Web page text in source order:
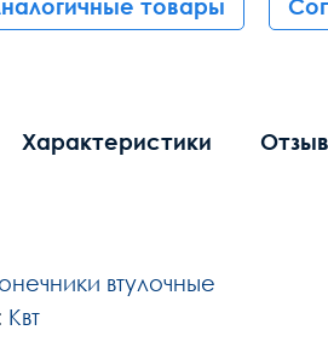
товары
Характеристики
втулочные
Квт